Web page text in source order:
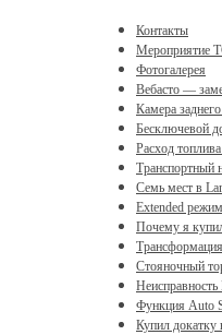
Контакты
Мероприятие
Фотогалерея
Вебасто —
Камера
Бесключевой
Расход
Транспортный
Семь мест в
Extended
Почему я
Стояночный
Функция Auto
Купил